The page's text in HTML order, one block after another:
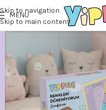
Skip to navigation
Skip to main content
MENU